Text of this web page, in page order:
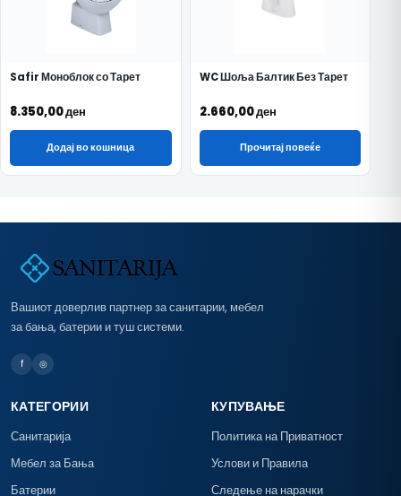
Safir Моноблок со Тарет
8.350,00ден
Додај во кошница
WC Шоља Балтик Без Тарет
2.660,00ден
Прочитај повеќе
Вашиот доверлив партнер за санитарии, мебел
за бања, батерии и туш системи.
f ◎
КАТЕГОРИИ
Санитарија
Мебел за Бања
Батерии
КУПУВАЊЕ
Политика на Приватност
Услови и Правила
Следење на нарачки